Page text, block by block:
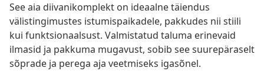
See aia diivanikomplekt on ideaalne täiendus
välistingimustes istumispaikadele, pakkudes nii stiili
kui funktsionaalsust. Valmistatud taluma erinevaid
ilmasid ja pakkuma mugavust, sobib see suurepäraselt
sõprade ja perega aja veetmiseks igasõnel.